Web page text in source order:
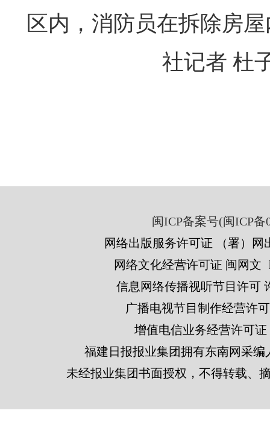
区内，消防员在拆除房
社记者 杜
闽ICP备案号(闽ICP备
网络出版服务许可证 （署）网
网络文化经营许可证 闽网文
信息网络传播视听节目许可
广播电视节目制作经营许
增值电信业务经营许可证
福建日报报业集团拥有东南网采
未经报业集团书面授权，不得转载、